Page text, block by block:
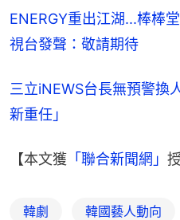
ENERGY重出江湖...棒棒
視台發聲：敬請期待
三立iNEWS台長無預警換
新重任」
【本文獲 「聯合新聞網」
韓劇 韓國藝人動向